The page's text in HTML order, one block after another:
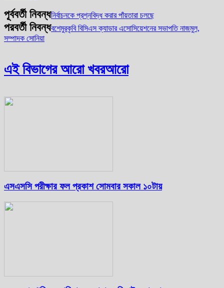
পূর্ববর্তী নিবন্ধনির্বাচনকে প্রশ্নবিদ্ধ করার পাঁয়তারা চলছে
পরবর্তী নিবন্ধবশেমুরকৃবি বিসিএস ক্যাডার এসোসিয়েশনের সভাপতি নাজমুল,
সম্পাদক সোনিয়া
এই বিভাগের আরো খবরআরো
এসএসসি পরীক্ষার ফল প্রকাশ সোমবার সকাল ১০টায়